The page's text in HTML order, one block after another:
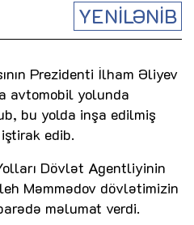
YENİLƏNİB
Prezidenti İlham Əliyev
avtomobil yolunda
bu yolda inşa edilmiş
edib.
Dövlət Agentliyinin
Məmmədov dövlətimizin
məlumat verdi.